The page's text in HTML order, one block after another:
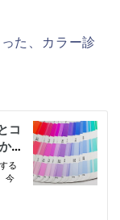
た、カラー診